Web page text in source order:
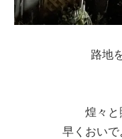
路地
煌々
早くおい